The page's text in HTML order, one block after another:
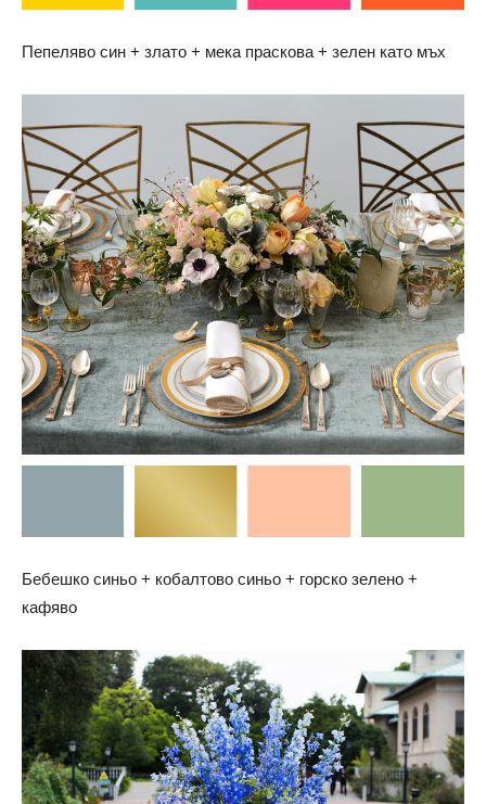
Пепеляво син + злато + мека праскова + зелен като мъх
Бебешко синьо + кобалтово синьо + горско зелено +
кафяво